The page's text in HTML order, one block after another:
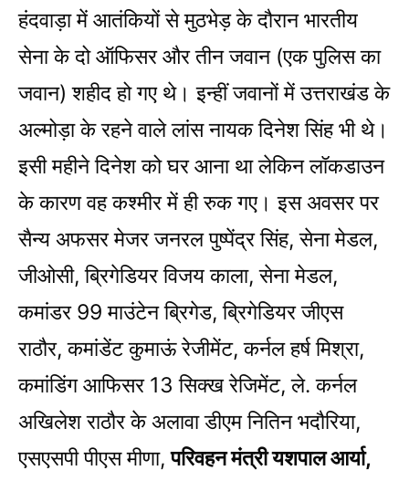
हंदवाड़ा में आतंकियों से मुठभेड़ के दौरान भारतीय
सेना के दो ऑफिसर और तीन जवान (एक पुलिस का
जवान) शहीद हो गए थे। इन्हीं जवानों में उत्तराखंड के
अल्मोड़ा के रहने वाले लांस नायक दिनेश सिंह भी थे।
इसी महीने दिनेश को घर आना था लेकिन लॉकडाउन
के कारण वह कश्मीर में ही रुक गए। इस अवसर पर
सैन्य अफसर मेजर जनरल पुष्पेंद्र सिंह, सेना मेडल,
जीओसी, ब्रिगेडियर विजय काला, सेना मेडल,
कमांडर 99 माउंटेन ब्रिगेड, ब्रिगेडियर जीएस
राठौर, कमांडेंट कुमाऊं रेजीमेंट, कर्नल हर्ष मिश्रा,
कमांडिंग आफिसर 13 सिक्ख रेजिमेंट, ले. कर्नल
अखिलेश राठौर के अलावा डीएम नितिन भदौरिया,
एसएसपी पीएस मीणा,परिवहन मंत्री यशपाल आर्या,